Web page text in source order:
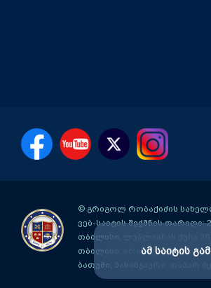
© გრიგოლ რობაქიძის
ვებ-საიტის შექმნის თარიღი:
თბილისი, ლუბლიანას ქუჩა 36
თბილისი, ირინა ენუქიძის #3
ბათუმი, მახინჯაური, თამარ
ამ საიტის